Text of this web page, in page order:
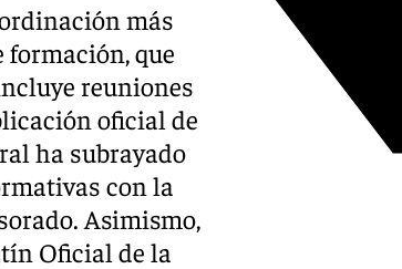
más
formación, que
reuniones
oficial de
ha subrayado
con la
Asimismo,
Oficial de la